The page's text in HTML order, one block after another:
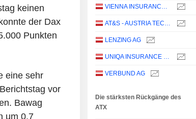
keinen
der Dax
Punkten
eine sehr
vor
Bawag
um 0,7
VIENNA INSURANCE GROUP AG
AT&S - AUSTRIA TECHNOLOGIE & SYSTEMTECHNIK AKTIENGESELLSCHAFT
LENZING AG
UNIQA INSURANCE GROUP AG
VERBUND AG
Die stärksten Rückgänge des
ATX